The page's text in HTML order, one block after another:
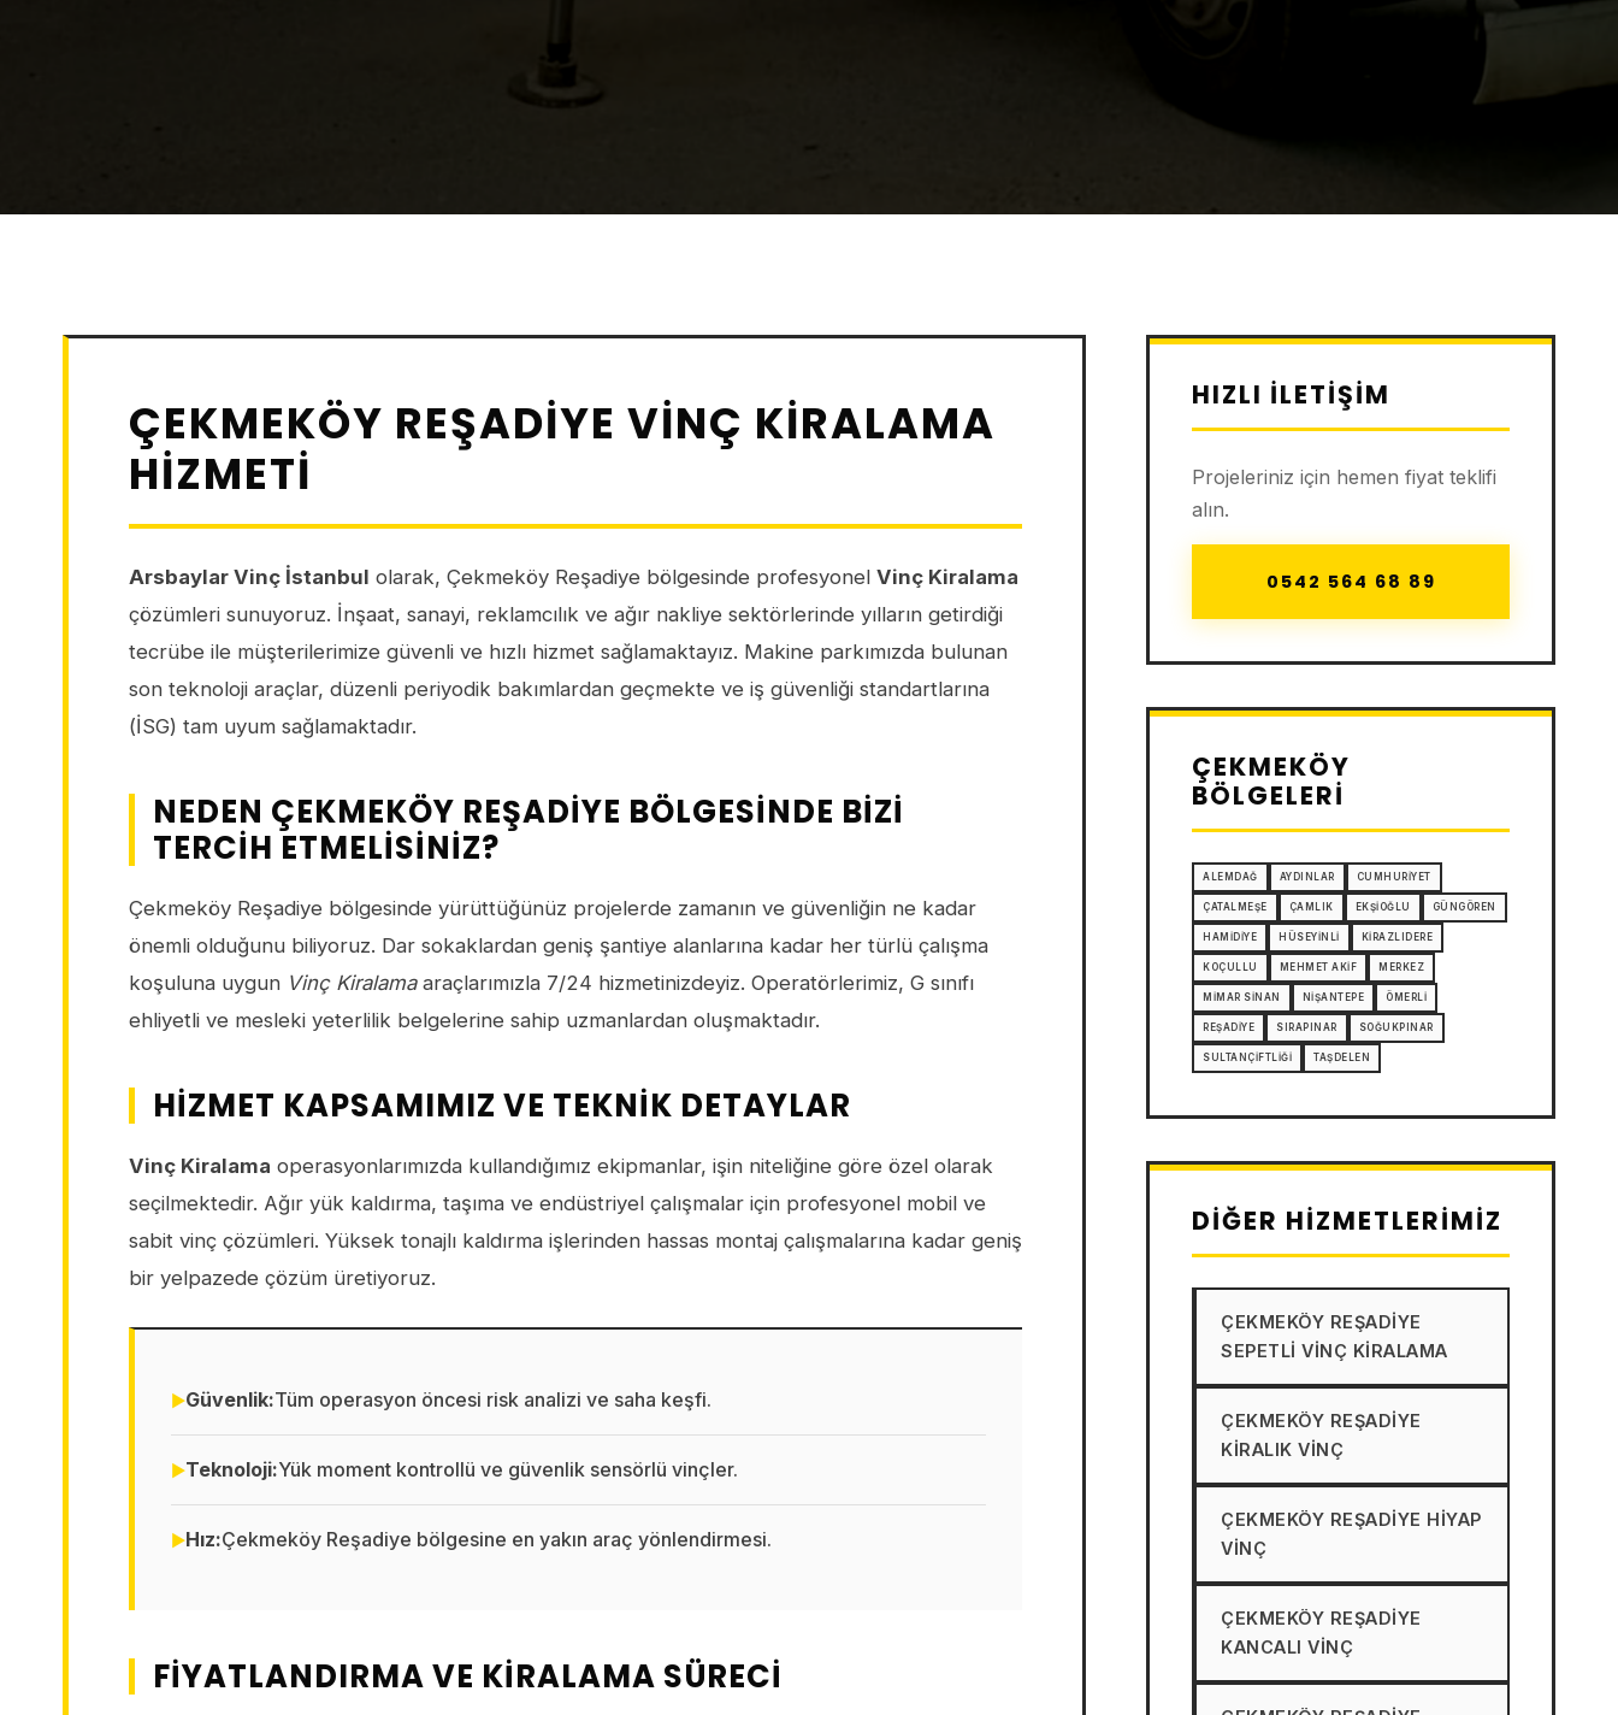
ÇEKMEKÖY REŞADIYE VINÇ KIRALAMA
HIZMETI
Arsbaylar Vinç İstanbul olarak, Çekmeköy Reşadiye bölgesinde profesyonel Vinç Kiralama
çözümleri sunuyoruz. İnşaat, sanayi, reklamcılık ve ağır nakliye sektörlerinde yılların getirdiği
tecrübe ile müşterilerimize güvenli ve hızlı hizmet sağlamaktayız. Makine parkımızda bulunan
son teknoloji araçlar, düzenli periyodik bakımlardan geçmekte ve iş güvenliği standartlarına
(İSG) tam uyum sağlamaktadır.
NEDEN ÇEKMEKÖY REŞADIYE BÖLGESINDE BIZI
TERCIH ETMELISINIZ?
Çekmeköy Reşadiye bölgesinde yürüttüğünüz projelerde zamanın ve güvenliğin ne kadar
önemli olduğunu biliyoruz. Dar sokaklardan geniş şantiye alanlarına kadar her türlü çalışma
koşuluna uygun Vinç Kiralamaaraçlarımızla 7/24 hizmetinizdeyiz. Operatörlerimiz, G sınıfı
ehliyetli ve mesleki yeterlilik belgelerine sahip uzmanlardan oluşmaktadır.
HIZMET KAPSAMIMIZ VE TEKNIK DETAYLAR
Vinç Kiralama operasyonlarımızda kullandığımız ekipmanlar, işin niteliğine göre özel olarak
seçilmektedir. Ağır yük kaldırma, taşıma ve endüstriyel çalışmalar için profesyonel mobil ve
sabit vinç çözümleri. Yüksek tonajlı kaldırma işlerinden hassas montaj çalışmalarına kadar geniş
bir yelpazede çözüm üretiyoruz.
Güvenlik:Tüm operasyon öncesi risk analizi ve saha keşfi.
Teknoloji:Yük moment kontrollü ve güvenlik sensörlü vinçler.
Hız:Çekmeköy Reşadiye bölgesine en yakın araç yönlendirmesi.
FIYATLANDIRMA VE KIRALAMA SÜRECI
HIZLI İLETIŞIM
Projeleriniz için hemen fiyat teklifi
alın.
0542 564 68 89
ÇEKMEKÖY
BÖLGELERI
ALEMDAĞ AYDINLAR CUMHURIYET
ÇATALMEŞE ÇAMLIK EKŞIOĞLU GÜNGÖREN
HAMIDIYE HÜSEYINLI KIRAZLIDERE
KOÇULLU MEHMET AKIF MERKEZ
MIMAR SINAN NIŞANTEPE ÖMERLI
REŞADIYE SIRAPINAR SOĞUKPINAR
SULTANÇIFTLIĞI TAŞDELEN
DIĞER HIZMETLERIMIZ
ÇEKMEKÖY REŞADIYE
SEPETLI VINÇ KIRALAMA
ÇEKMEKÖY REŞADIYE
KIRALIK VINÇ
ÇEKMEKÖY REŞADIYE HIYAP
VINÇ
ÇEKMEKÖY REŞADIYE
KANCALI VINÇ